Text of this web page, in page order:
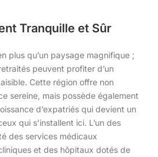
Tranquille et Sûr
plus qu’un paysage magnifique ;
peuvent profiter d’un
Cette région offre non
sereine, mais possède également
d’expatriés qui devient un
qui s’installent ici. L’un des
des services médicaux
et des hôpitaux dotés de